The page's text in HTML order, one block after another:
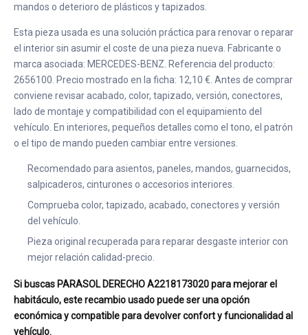
mandos o deterioro de plásticos y tapizados.
Esta pieza usada es una solución práctica para renovar o reparar
el interior sin asumir el coste de una pieza nueva. Fabricante o
marca asociada: MERCEDES-BENZ. Referencia del producto:
2656100. Precio mostrado en la ficha: 12,10 €. Antes de comprar
conviene revisar acabado, color, tapizado, versión, conectores,
lado de montaje y compatibilidad con el equipamiento del
vehículo. En interiores, pequeños detalles como el tono, el patrón
o el tipo de mando pueden cambiar entre versiones.
Recomendado para asientos, paneles, mandos, guarnecidos,
salpicaderos, cinturones o accesorios interiores.
Comprueba color, tapizado, acabado, conectores y versión
del vehículo.
Pieza original recuperada para reparar desgaste interior con
mejor relación calidad-precio.
Si buscas PARASOL DERECHO A2218173020 para mejorar el
habitáculo, este recambio usado puede ser una opción
económica y compatible para devolver confort y funcionalidad al
vehículo.